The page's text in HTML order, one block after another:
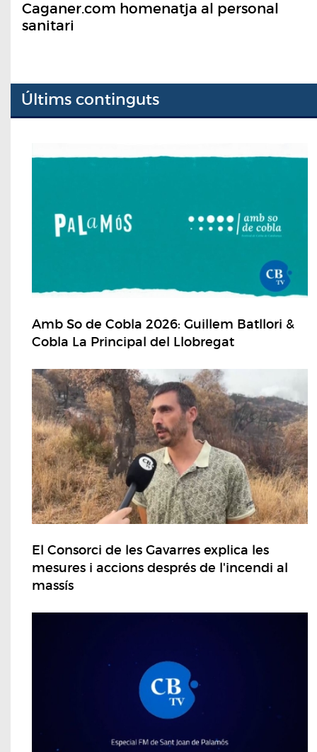
Caganer.com homenatja al personal
sanitari
Últims continguts
Amb So de Cobla 2026: Guillem Batllori &
Cobla La Principal del Llobregat
El Consorci de les Gavarres explica les
mesures i accions després de l'incendi al
massís